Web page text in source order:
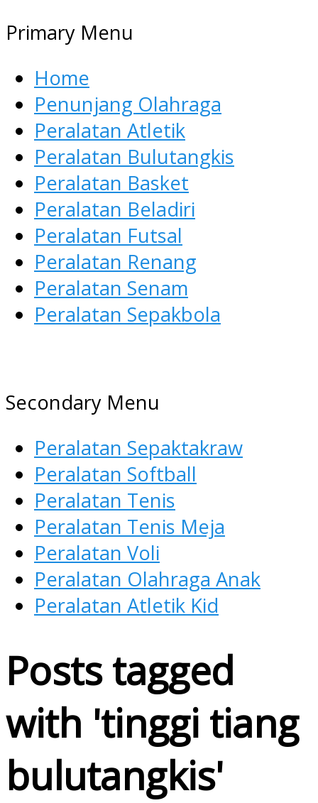
Primary Menu
Home
Penunjang Olahraga
Peralatan Atletik
Peralatan Bulutangkis
Peralatan Basket
Peralatan Beladiri
Peralatan Futsal
Peralatan Renang
Peralatan Senam
Peralatan Sepakbola
AGEN ALAT OLAHRAGA
Menyediakan Alat Olahraga
Secondary Menu
Peralatan Sepaktakraw
Peralatan Softball
Peralatan Tenis
Peralatan Tenis Meja
Peralatan Voli
Peralatan Olahraga Anak
Peralatan Atletik Kid
Posts tagged
with 'tinggi tiang
bulutangkis'